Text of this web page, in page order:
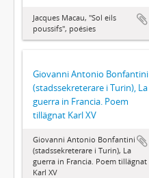
Jacques Macau, "Sol eils
poussifs", poésies
Giovanni Antonio Bonfantini
(stadssekreterare i Turin), La
guerra in Francia. Poem
tillägnat Karl XV
Giovanni Antonio Bonfantini
(stadssekreterare i Turin), La
guerra in Francia. Poem tillägnat
Karl XV